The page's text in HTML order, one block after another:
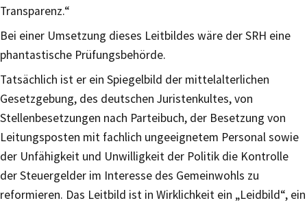
Transparenz.“
Bei einer Umsetzung dieses Leitbildes wäre der SRH eine
phantastische Prüfungsbehörde.
Tatsächlich ist er ein Spiegelbild der mittelalterlichen
Gesetzgebung, des deutschen Juristenkultes, von
Stellenbesetzungen nach Parteibuch, der Besetzung von
Leitungsposten mit fachlich ungeeignetem Personal sowie
der Unfähigkeit und Unwilligkeit der Politik die Kontrolle
der Steuergelder im Interesse des Gemeinwohls zu
reformieren. Das Leitbild ist in Wirklichkeit ein „Leidbild“, ein